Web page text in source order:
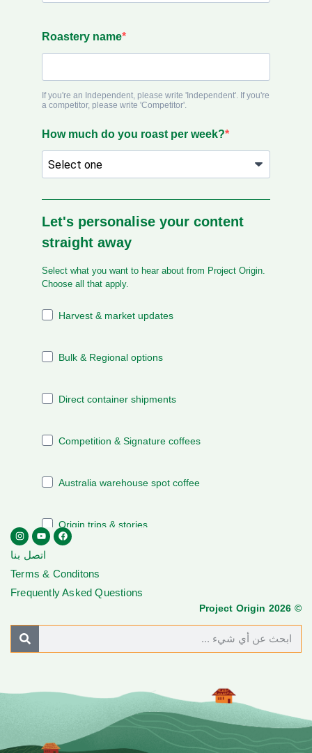
اتصل بنا
Terms & Conditons
Frequently Asked Questions
© Project Origin 2026